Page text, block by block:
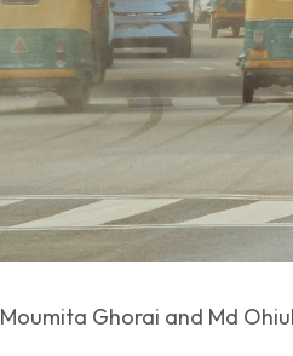
Moumita Ghorai and Md